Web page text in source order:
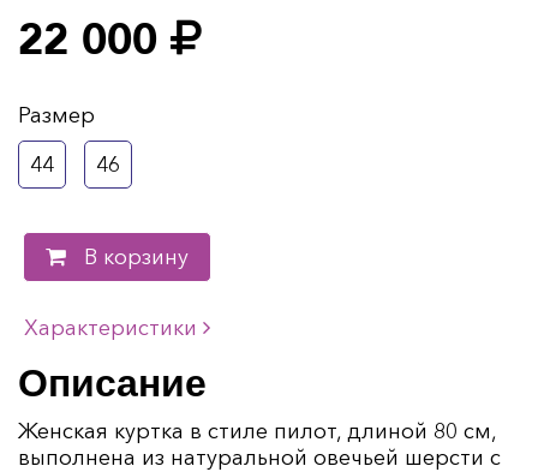
22 000
Размер
44
46
В корзину
Характеристики
Описание
Женская куртка в стиле пилот, длиной 80 см,
выполнена из натуральной овечьей шерсти с